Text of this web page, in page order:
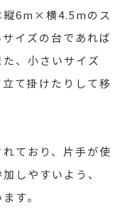
縦6m×横4.5mのス
イズの台であれば
、小さいサイズ
て掛けたりして移
ており、片手が使
しやすいよう、
す。